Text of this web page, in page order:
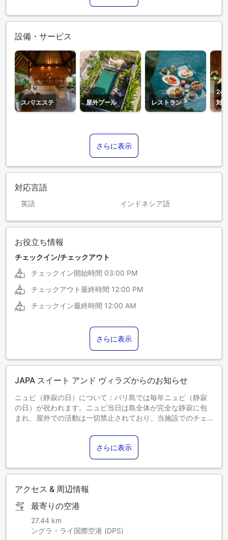
設備・サービス
スパ/エステ 屋外プール レストラン
24
対応
さらに表示
対応言語
英語 インドネシア語
お役立ち情報
チェックイン/チェックアウト
チェックイン開始時間 03:00 PM
チェックアウト最終時間 12:00 PM
チェックイン最終時間 12:00 AM
さらに表示
JAPA スイート アンド ヴィラズからのお知らせ
ニュピ（静寂の日）について：バリ島では毎年ニュピ（静寂
の日）が祝われます。ニュピ当日は島全体が完全な静寂に包
まれ、屋外での活動は一切禁止されており、当施設でのチェ
日｜2026年3月19日｜2027年3月8日｜2028年3月26日｜
さらに表示
アクセス & 周辺情報
最寄りの空港
27.44 km
ングラ・ライ国際空港 (DPS)